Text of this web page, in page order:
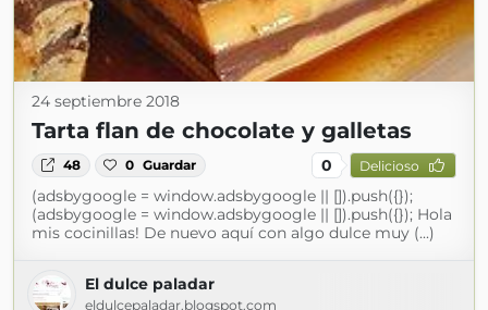
24 septiembre 2018
Tarta flan de chocolate y galletas
48 0 Guardar 0 Delicioso
(adsbygoogle = window.adsbygoogle || []).push({});
(adsbygoogle = window.adsbygoogle || []).push({}); Hola
mis cocinillas! De nuevo aquí con algo dulce muy (...)
El dulce paladar
eldulcepaladar.blogspot.com